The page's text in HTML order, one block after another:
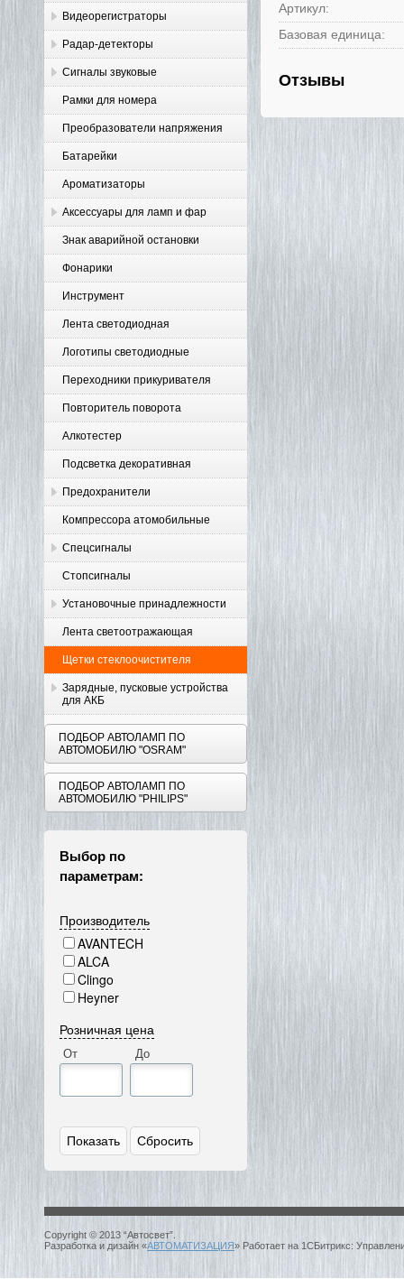
Видеорегистраторы
Радар-детекторы
Сигналы звуковые
Рамки для номера
Преобразователи напряжения
Батарейки
Ароматизаторы
Аксессуары для ламп и фар
Знак аварийной остановки
Фонарики
Инструмент
Лента светодиодная
Логотипы светодиодные
Переходники прикуривателя
Повторитель поворота
Алкотестер
Подсветка декоративная
Предохранители
Компрессора атомобильные
Спецсигналы
Стопсигналы
Установочные принадлежности
Лента светоотражающая
Щетки стеклоочистителя
Зарядные, пусковые устройства
для АКБ
ПОДБОР АВТОЛАМП ПО
АВТОМОБИЛЮ "OSRAM"
ПОДБОР АВТОЛАМП ПО
АВТОМОБИЛЮ "PHILIPS"
Выбор по
параметрам:
Производитель
AVANTECH
ALCA
Clingo
Heyner
Розничная цена
От До
Артикул:
Базовая единица:
Отзывы
Copyright © 2013 “Автосвет”.
Разработка и дизайн «АВТОМАТИЗАЦИЯ» Работает на 1СБитрикс: